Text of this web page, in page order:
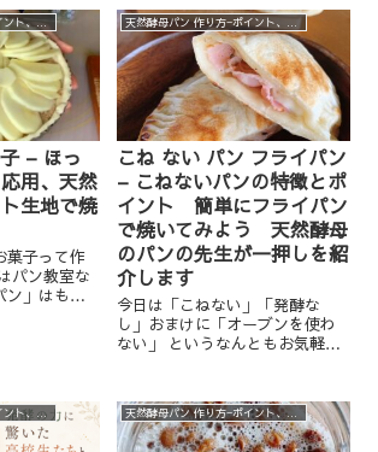
天然酵母パン 作り方−ポイント、実験、裏話など
– ほっ
用、天然
生地で焼
菓子って作
パン教室な
ン」はもち
天然酵母パン 作り方−ポイント、実験、裏話など
こね ない パン フライパン
– こねないパンの特徴とポ
イント 簡単にフライパン
で焼いてみよう 天然酵母
のパンの先生が一押しを紹
介します
今日は「こねない」「発酵な
し」おまけに「オーブンを使わ
ない」 というなんともお気軽な
ったメニューでリピーター率の
最も高かったメニューです。 そ
の秘密をお話します。 こねな...
天然酵母パン 作り方−ポイント、実験、裏話など 天然酵母パン 作り方−ポイント、実験、裏話など